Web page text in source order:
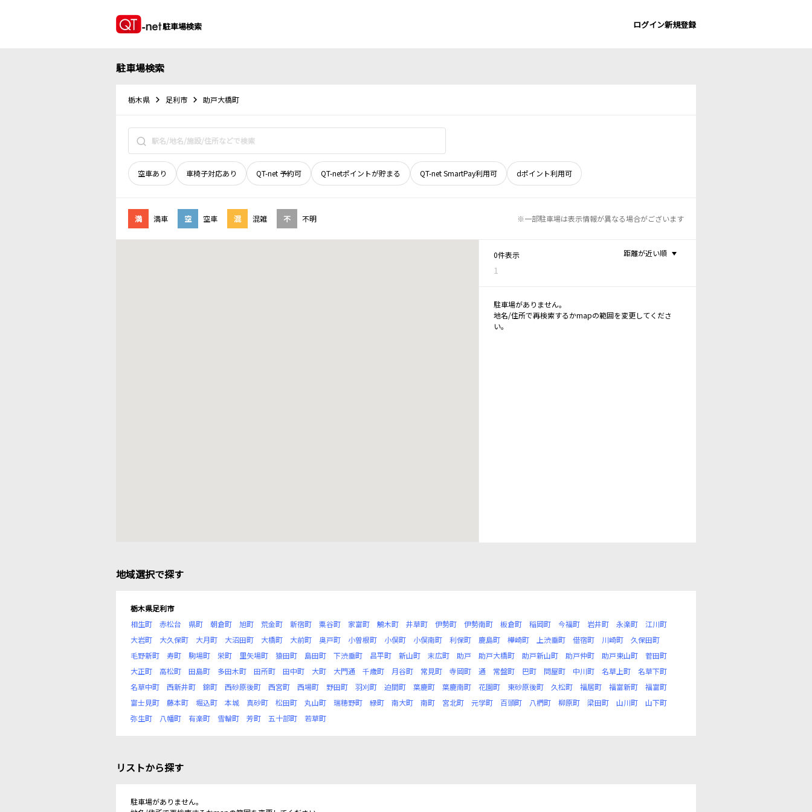
駐車場検索 ログイン新規登録
駐車場検索
栃木県 足利市 助戸大橋町
空車あり 車椅子対応あり QT-net 予約可 QT-netポイントが貯まる QT-net SmartPay利用可 dポイント利用可
満 満車 空 空車 混 混雑 不 不明 ※一部駐車場は表示情報が異なる場合がございます
0件表示
1
距離が近い順
駐車場がありません。
地名/住所で再検索するかmapの範囲を変更してくださ
い。
地域選択で探す
栃木県足利市
相生町
赤松台 県町 朝倉町 旭町 荒金町 新宿町 粟谷町 家富町 鵤木町 井草町 伊勢町 伊勢南町 板倉町 稲岡町 今福町 岩井町 永楽町
江川町
大岩町
大久保町 大月町 大沼田町 大橋町 大前町 奥戸町 小曽根町 小俣町 小俣南町 利保町 鹿島町 樺崎町 上渋垂町 借宿町 川崎町
久保田町
毛野新町
寿町 駒場町 栄町 里矢場町 猿田町 島田町 下渋垂町 昌平町 新山町 末広町 助戸 助戸大橋町 助戸新山町 助戸仲町 助戸東山町
菅田町
大正町
高松町 田島町 多田木町 田所町 田中町 大町 大門通 千歳町 月谷町 常見町 寺岡町 通 常盤町 巴町 問屋町 中川町 名草上町
名草下町
名草中町
西新井町 錦町 西砂原後町 西宮町 西場町 野田町 羽刈町 迫間町 葉鹿町 葉鹿南町 花園町 東砂原後町 久松町 福居町 福富新町
福富町
富士見町
藤本町 堀込町 本城 真砂町 松田町 丸山町 瑞穂野町 緑町 南大町 南町 宮北町 元学町 百頭町 八椚町 柳原町 梁田町 山川町
山下町
弥生町
八幡町 有楽町 雪輪町 芳町 五十部町 若草町
リストから探す
駐車場がありません。